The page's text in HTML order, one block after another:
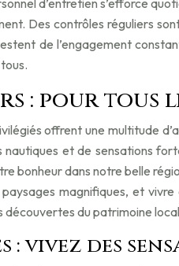
d’entretien s’efforce
Des contrôles réguliers
de l’engagement
: pour tous
offrent une multitude
nautiques et de sensations
bonheur dans notre belle
magnifiques, et
découvertes du patrimoine
: vivez des